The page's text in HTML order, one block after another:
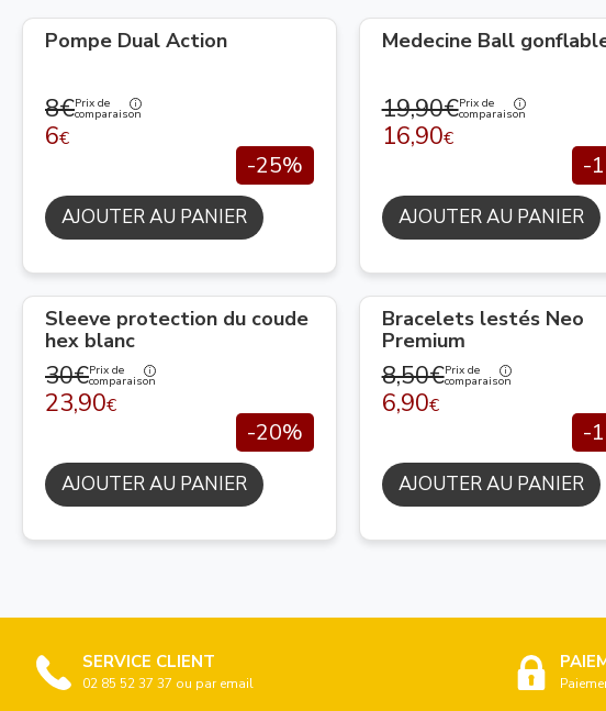
Pompe Dual Action
8€Prix de
comparaison
6€
-25%
AJOUTER AU PANIER
Medecine Ball
19,90€Prix de
comparaison
16,90€
-
AJOUTER AU PANIER
Sleeve protection du coude
hex blanc
30€Prix de
comparaison
23,90€
-20%
AJOUTER AU PANIER
Bracelets lestés Neo
Premium
8,50€Prix de
comparaison
6,90€
-
AJOUTER AU PANIER
SERVICE CLIENT
02 85 52 37 37 ou par email